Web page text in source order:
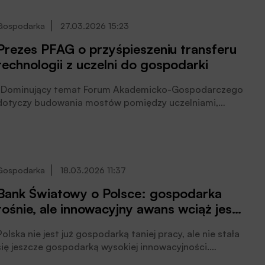
ekosystemu technologii podwójnego
optymalnych warunków dla rozwoju
innowacji oraz wsparcie polskiego biznesu w
do globalnych łańcuchów dostaw,
Izba.
27.03.2026 15:23
PFAG o przyśpieszeniu transferu
z uczelni do gospodarki
temat Forum Akademicko-Gospodarczego
budowania mostów pomiędzy uczelniami,
konferencji.18.03.2026 11:37
Światowy o Polsce: gospodarka
ale innowacyjny awans wciąż jest
nie jest już gospodarką taniej pracy, ale nie stała
jeszcze gospodarką wysokiej innowacyjności.